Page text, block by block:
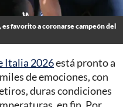
favorito a coronarse campeón del
Italia 2026está pronto a
de emociones, con
duras condiciones